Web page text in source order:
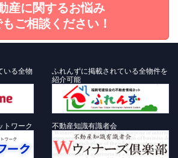
産に関するお悩み
ご相談ください！
いる全物
ふれんずに掲載されている全物件を
紹介可能
トワーク 不動産知識有識者会